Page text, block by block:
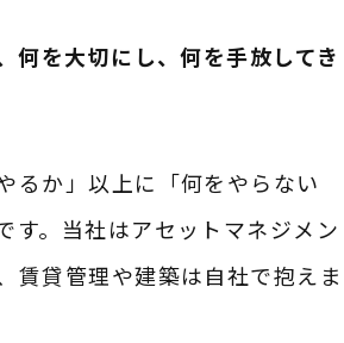
何を大切にし、何を手放してき
るか」以上に「何をやらない
す。当社はアセットマネジメン
賃貸管理や建築は自社で抱えま